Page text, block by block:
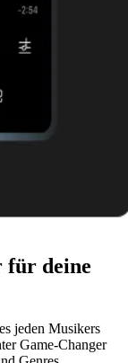
für deine
jeden Musikers
Game-Changer